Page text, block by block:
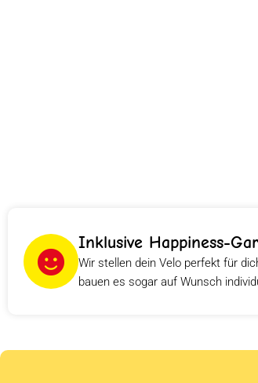
Inklusive Happiness-
Wir stellen dein Velo perfekt für
bauen es sogar auf Wunsch